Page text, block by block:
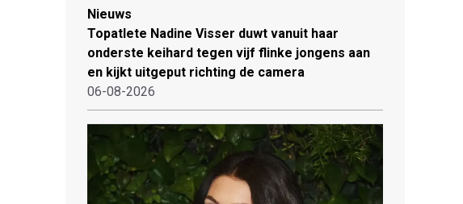
Nieuws
Topatlete Nadine Visser duwt vanuit haar
onderste keihard tegen vijf flinke jongens aan
en kijkt uitgeput richting de camera
06-08-2026